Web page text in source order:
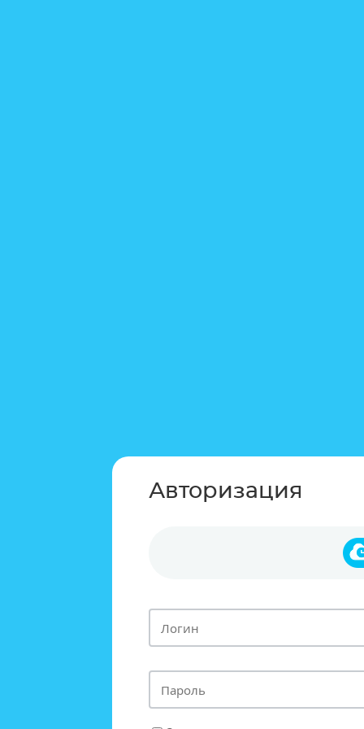
Авторизация